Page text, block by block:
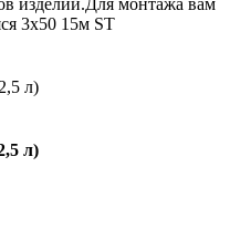
изделий.Для монтажа вам
3х50 15м ST
л)